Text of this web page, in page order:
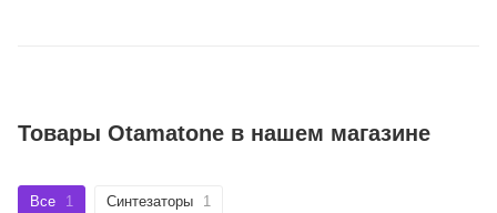
Товары Otamatone в нашем магазине
Все 1 Синтезаторы 1